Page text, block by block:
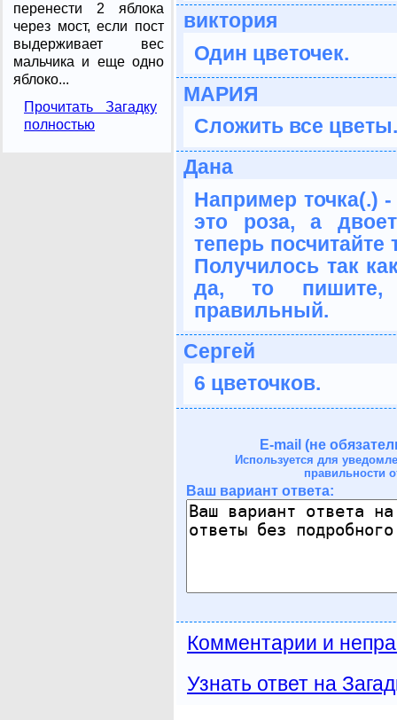
перенести 2 яблока
через мост, если пост
выдерживает вес
мальчика и еще одно
яблоко...
Прочитать Загадку
полностью
виктория
Один цветочек.
МАРИЯ
Сложить все цветы.
Дана
Например точка(.) -
это роза, а
теперь посчитайте
Получилось так
да, то пишите,
правильный.
Сергей
6 цветочков.
E-mail (не
Используется для
правильности
Ваш вариант ответа:
Комментарии и
Узнать ответ на